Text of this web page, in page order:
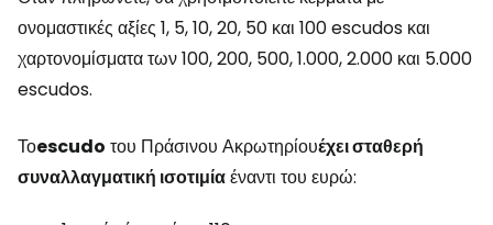
ονομαστικές αξίες 1, 5, 10, 20, 50 και 100 escudos και
χαρτονομίσματα των 100, 200, 500, 1.000, 2.000 και 5.000
escudos.
Τοescudo του Πράσινου Ακρωτηρίουέχει σταθερή
συναλλαγματική ισοτιμίαέναντι του ευρώ: